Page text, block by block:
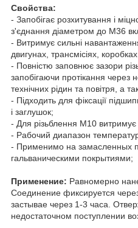
Свойства:
- Запобігає розхитування і
з'єднання діаметром до M36
- Витримує сильні
двигунах, трансмісіях,
- Повністю заповнює зазори
запобігаючи протікання через
технічних рідин та повітря, а
- Підходить для фіксації
і заглушок;
- Для різьблення М10
- Рабочий диапазон
- Применимо на замасленных
гальваническими покрытиями;
Применение: Равномерно
Соединение фиксируется
застывае через 1-3 часа.
недостаточном поступлении